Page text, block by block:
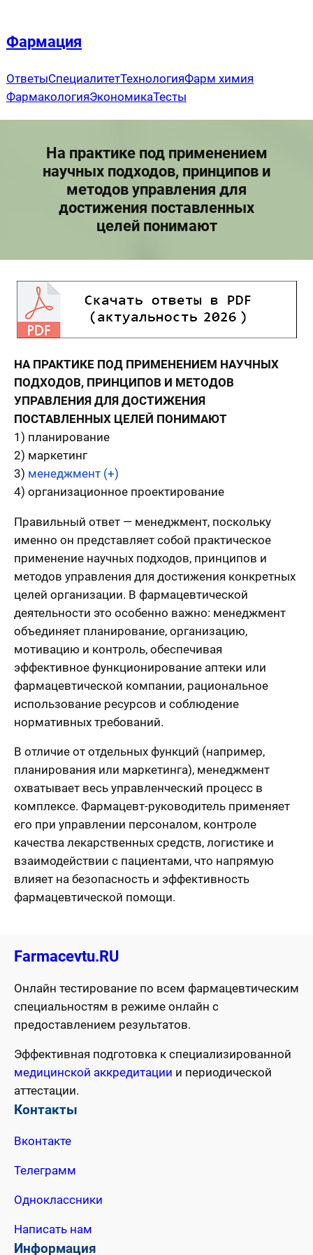
содержимому
Фармация
ОтветыСпециалитетТехнологияФарм химия
ФармакологияЭкономикаТесты
На практике под применением
научных подходов, принципов и
методов управления для
достижения поставленных
целей понимают
НА ПРАКТИКЕ ПОД ПРИМЕНЕНИЕМ НАУЧНЫХ
ПОДХОДОВ, ПРИНЦИПОВ И МЕТОДОВ
УПРАВЛЕНИЯ ДЛЯ ДОСТИЖЕНИЯ
ПОСТАВЛЕННЫХ ЦЕЛЕЙ ПОНИМАЮТ
1) планирование
2) маркетинг
3) менеджмент (+)
4) организационное проектирование
Правильный ответ — менеджмент, поскольку
именно он представляет собой практическое
применение научных подходов, принципов и
методов управления для достижения конкретных
целей организации. В фармацевтической
деятельности это особенно важно: менеджмент
объединяет планирование, организацию,
мотивацию и контроль, обеспечивая
эффективное функционирование аптеки или
фармацевтической компании, рациональное
использование ресурсов и соблюдение
нормативных требований.
В отличие от отдельных функций (например,
планирования или маркетинга), менеджмент
охватывает весь управленческий процесс в
комплексе. Фармацевт-руководитель применяет
его при управлении персоналом, контроле
качества лекарственных средств, логистике и
взаимодействии с пациентами, что напрямую
влияет на безопасность и эффективность
фармацевтической помощи.
Farmacevtu.RU
Онлайн тестирование по всем фармацевтическим
специальностям в режиме онлайн с
предоставлением результатов.
Эффективная подготовка к специализированной
медицинской аккредитации и периодической
аттестации.
Контакты
Вконтакте
Телеграмм
Одноклассники
Написать нам
Информация